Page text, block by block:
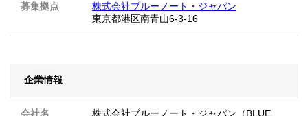
募集拠点
株式会社ブルーノート・ジャパン
東京都港区南青山6-3-16
企業情報
会社名
株式会社ブルーノート・ジャパン（BLUE